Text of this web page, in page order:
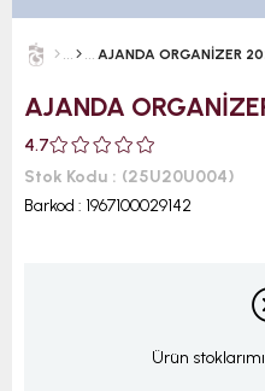
AJANDA ORGANİZER
AJANDA
4.7
Stok Kodu
(25U20U004)
Barkod : 1967100029142
Ürün